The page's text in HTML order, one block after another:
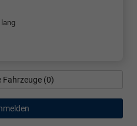
Fahrzeuge (0)